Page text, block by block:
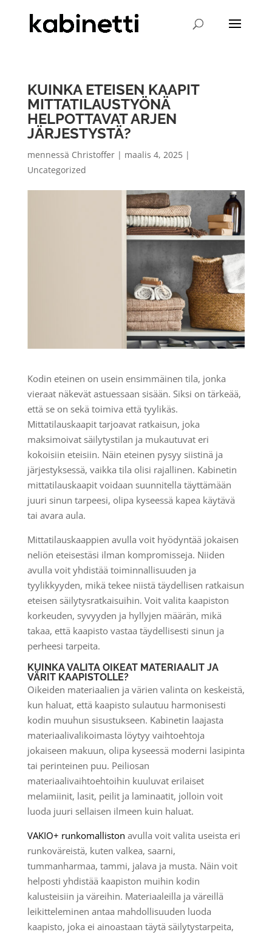
KUINKA ETEISEN KAAPIT
MITTATILAUSTYÖNÄ
HELPOTTAVAT ARJEN
JÄRJESTYSTÄ?
mennessä Christoffer| maalis 4, 2025|
Uncategorized
Kodin eteinen on usein ensimmäinen tila, jonka
vieraat näkevät astuessaan sisään. Siksi on tärkeää,
että se on sekä toimiva että tyylikäs.
Mittatilauskaapit tarjoavat ratkaisun, joka
maksimoivat säilytystilan ja mukautuvat eri
kokoisiin eteisiin. Näin eteinen pysyy siistinä ja
järjestyksessä, vaikka tila olisi rajallinen. Kabinetin
mittatilauskaapit voidaan suunnitella täyttämään
juuri sinun tarpeesi, olipa kyseessä kapea käytävä
tai avara aula.
Mittatilauskaappien avulla voit hyödyntää jokaisen
neliön eteisestäsi ilman kompromisseja. Niiden
avulla voit yhdistää toiminnallisuuden ja
tyylikkyyden, mikä tekee niistä täydellisen ratkaisun
eteisen säilytysratkaisuihin. Voit valita kaapiston
korkeuden, syvyyden ja hyllyjen määrän, mikä
takaa, että kaapisto vastaa täydellisesti sinun ja
perheesi tarpeita.
KUINKA VALITA OIKEAT MATERIAALIT JA
VÄRIT KAAPISTOLLE?
Oikeiden materiaalien ja värien valinta on keskeistä,
kun haluat, että kaapisto sulautuu harmonisesti
kodin muuhun sisustukseen. Kabinetin laajasta
materiaalivalikoimasta löytyy vaihtoehtoja
jokaiseen makuun, olipa kyseessä moderni lasipinta
tai perinteinen puu. Peiliosan
materiaalivaihtoehtoihin kuuluvat erilaiset
melamiinit, lasit, peilit ja laminaatit, jolloin voit
luoda juuri sellaisen ilmeen kuin haluat.
VAKIO+ runkomalliston avulla voit valita useista eri
runkoväreistä, kuten valkea, saarni,
tummanharmaa, tammi, jalava ja musta. Näin voit
helposti yhdistää kaapiston muihin kodin
kalusteisiin ja väreihin. Materiaaleilla ja väreillä
leikitteleminen antaa mahdollisuuden luoda
kaapisto, joka ei ainoastaan täytä säilytystarpeita,